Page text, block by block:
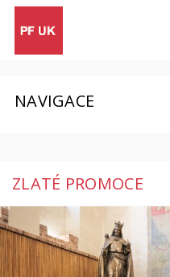
NAVIGACE
ZLATÉ PROMOCE